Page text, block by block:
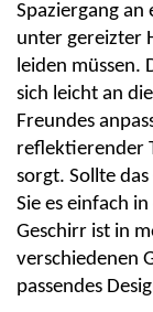
Spaziergang
unter gereizter
leiden müssen.
sich leicht an
Freundes
reflektierender
sorgt. Sollte
Sie es einfach
Geschirr ist in
verschiedenen
passendes